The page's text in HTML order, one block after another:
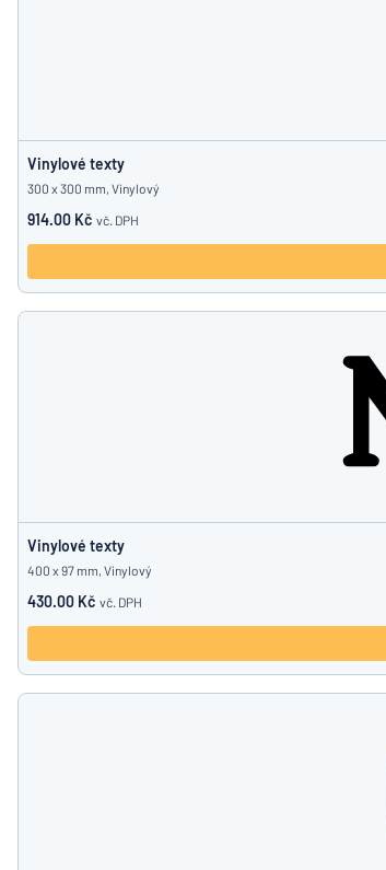
Vinylové texty
300 x 300 mm, Vinylový
914.00 Kč vč. DPH
Vinylové texty
400 x 97 mm, Vinylový
430.00 Kč vč. DPH